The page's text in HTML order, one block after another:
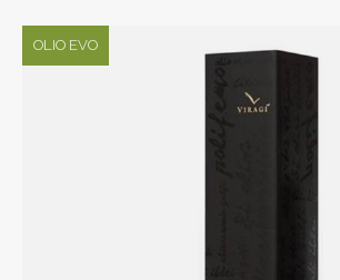
OLIO EVO